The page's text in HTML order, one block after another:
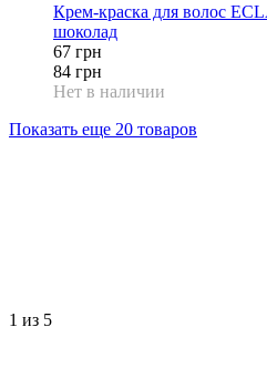
Крем-краска для волос
шоколад
67 грн
84 грн
Нет в наличии
Показать еще 20 товаров
1 из 5